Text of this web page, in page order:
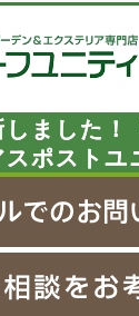
ました！
ポストユ